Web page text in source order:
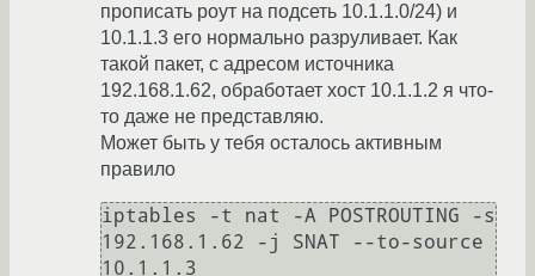
прописать роут на подсеть 10.1.1.0/24) и
10.1.1.3 его нормально разруливает. Как
такой пакет, с адресом источника
192.168.1.62, обработает хост 10.1.1.2 я что-
то даже не представляю.
Может быть у тебя осталось активным
правило
iptables -t nat -A POSTROUTING -s
192.168.1.62 -j SNAT --to-source